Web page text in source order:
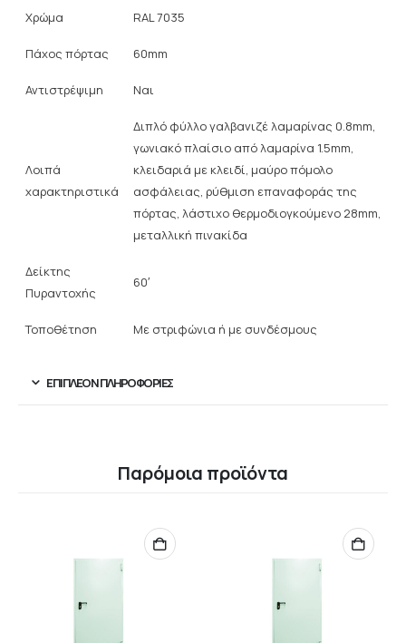
Χρώμα RAL 7035
Πάχος πόρτας 60mm
Αντιστρέψιμη Ναι
Λοιπά
χαρακτηριστικά
Διπλό φύλλο γαλβανιζέ λαμαρίνας 0.8mm,
γωνιακό πλαίσιο από λαμαρίνα 1.5mm,
κλειδαριά με κλειδί, μαύρο πόμολο
ασφάλειας, ρύθμιση επαναφοράς της
πόρτας, λάστιχο θερμοδιογκούμενο 28mm,
μεταλλική πινακίδα
Δείκτης
Πυραντοχής
60′
Τοποθέτηση Με στριφώνια ή με συνδέσμους
ΕΠΙΠΛΈΟΝ ΠΛΗΡΟΦΟΡΊΕΣ
Παρόμοια προϊόντα